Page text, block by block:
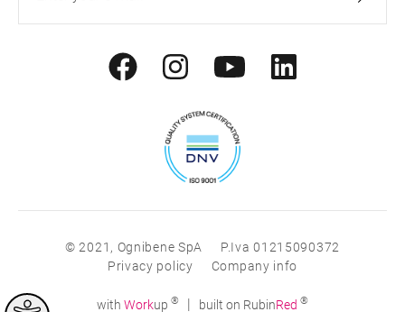
© 2021, Ognibene SpA
P.Iva 01215090372
Privacy policy
Company info
with Workup ® | built on RubinRed ®